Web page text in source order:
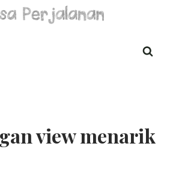
view menarik